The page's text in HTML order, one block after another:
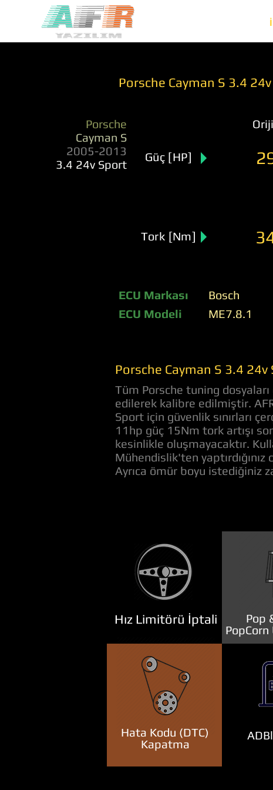
Porsche Cayman S 3.4
Porsche
Cayman S
2005-2013
3.4 24v Sport
Güç [HP]
Tork [Nm]
ECU Markası
ECU Modeli
Bosch
ME7.8.1
Porsche Cayman S 3.4
Tüm Porsche tuning
edilerek kalibre edilmiştir.
Sport için güvenlik sınırları
11hp güç 15Nm tork artışı
kesinlikle oluşmayacaktır.
Mühendislik'ten
Ayrıca ömür boyu istediğiniz
Hız Limitörü İptali
Pop
PopCorn
Hata Kodu (DTC)
Kapatma